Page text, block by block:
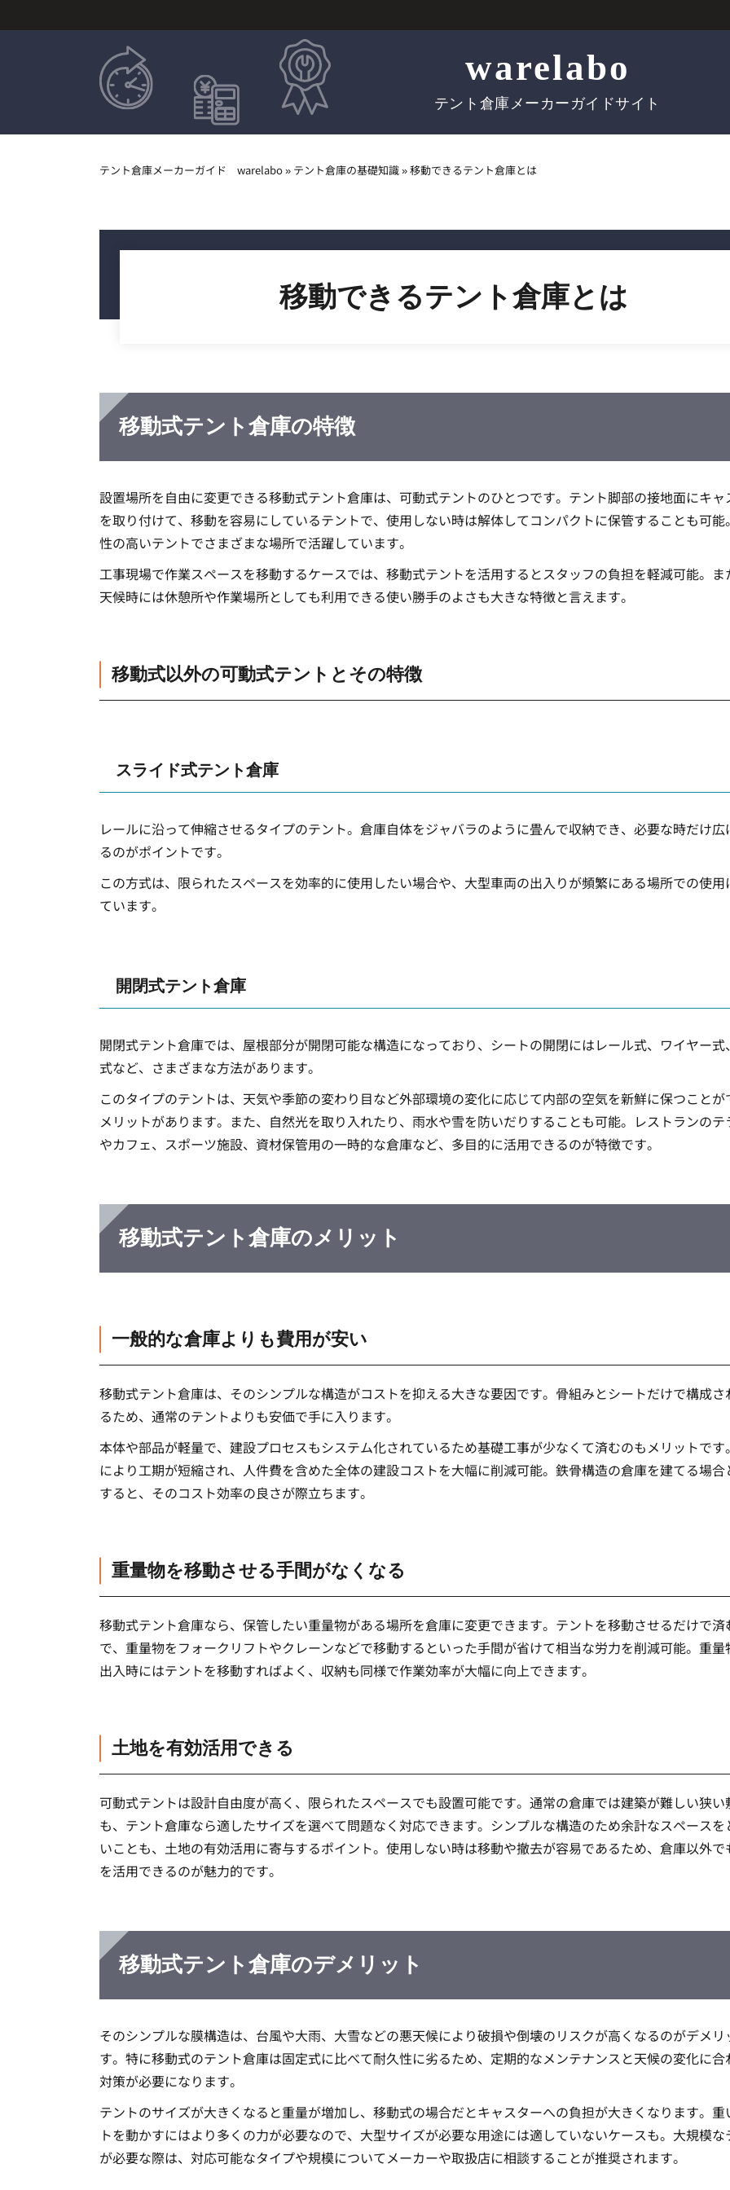
warelabo
テント倉庫メーカーガイドサイト
テント倉庫メーカーガイド warelabo» テント倉庫の基礎知識»移動できるテント倉庫とは
移動できるテント倉庫とは
移動式テント倉庫の特徴
設置場所を自由に変更できる移動式テント倉庫は、可動式テントのひとつです。テント脚部の接地面にキャ
を取り付けて、移動を容易にしているテントで、使用しない時は解体してコンパクトに保管することも可能
性の高いテントでさまざまな場所で活躍しています。
工事現場で作業スペースを移動するケースでは、移動式テントを活用するとスタッフの負担を軽減可能。ま
天候時には休憩所や作業場所としても利用できる使い勝手のよさも大きな特徴と言えます。
移動式以外の可動式テントとその特徴
スライド式テント倉庫
レールに沿って伸縮させるタイプのテント。倉庫自体をジャバラのように畳んで収納でき、必要な時だけ広
るのがポイントです。
この方式は、限られたスペースを効率的に使用したい場合や、大型車両の出入りが頻繁にある場所での使用
ています。
開閉式テント倉庫
開閉式テント倉庫では、屋根部分が開閉可能な構造になっており、シートの開閉にはレール式、ワイヤー式
式など、さまざまな方法があります。
このタイプのテントは、天気や季節の変わり目など外部環境の変化に応じて内部の空気を新鮮に保つことが
メリットがあります。また、自然光を取り入れたり、雨水や雪を防いだりすることも可能。レストランのテ
やカフェ、スポーツ施設、資材保管用の一時的な倉庫など、多目的に活用できるのが特徴です。
移動式テント倉庫のメリット
一般的な倉庫よりも費用が安い
移動式テント倉庫は、そのシンプルな構造がコストを抑える大きな要因です。骨組みとシートだけで構成さ
るため、通常のテントよりも安価で手に入ります。
本体や部品が軽量で、建設プロセスもシステム化されているため基礎工事が少なくて済むのもメリットです
により工期が短縮され、人件費を含めた全体の建設コストを大幅に削減可能。鉄骨構造の倉庫を建てる場合
すると、そのコスト効率の良さが際立ちます。
重量物を移動させる手間がなくなる
移動式テント倉庫なら、保管したい重量物がある場所を倉庫に変更できます。テントを移動させるだけで済
で、重量物をフォークリフトやクレーンなどで移動するといった手間が省けて相当な労力を削減可能。重量
出入時にはテントを移動すればよく、収納も同様で作業効率が大幅に向上できます。
土地を有効活用できる
可動式テントは設計自由度が高く、限られたスペースでも設置可能です。通常の倉庫では建築が難しい狭い
も、テント倉庫なら適したサイズを選べて問題なく対応できます。シンプルな構造のため余計なスペースを
いことも、土地の有効活用に寄与するポイント。使用しない時は移動や撤去が容易であるため、倉庫以外で
を活用できるのが魅力的です。
移動式テント倉庫のデメリット
そのシンプルな膜構造は、台風や大雨、大雪などの悪天候により破損や倒壊のリスクが高くなるのがデメリ
す。特に移動式のテント倉庫は固定式に比べて耐久性に劣るため、定期的なメンテナンスと天候の変化に合
対策が必要になります。
テントのサイズが大きくなると重量が増加し、移動式の場合だとキャスターへの負担が大きくなります。重
トを動かすにはより多くの力が必要なので、大型サイズが必要な用途には適していないケースも。大規模な
が必要な際は、対応可能なタイプや規模についてメーカーや取扱店に相談することが推奨されます。